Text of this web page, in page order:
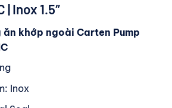
| Inox 1.5″
ăn khớp ngoài Carten Pump
Inox